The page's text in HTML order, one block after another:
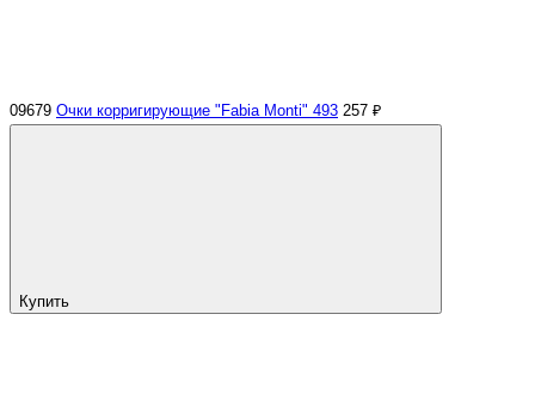
09679 Очки корригирующие "Fabia Monti" 493 257 ₽
Купить